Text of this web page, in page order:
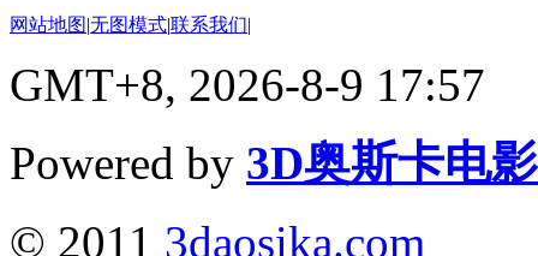
网站地图|无图模式|联系我们|
GMT+8, 2026-8-9 17:57
Powered by 3D奥斯卡电
© 2011 3daosika.com